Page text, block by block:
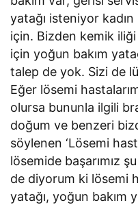
yatağı isteniyor
için. Bizden kemik iliği
için yoğun bakım
talep de yok. Sizi de
Eğer lösemi
olursa bununla ilgili
doğum ve benzeri
söylenen ‘Lösemi
lösemide başarımız
de diyorum ki lösemi
yatağı, yoğun bakım